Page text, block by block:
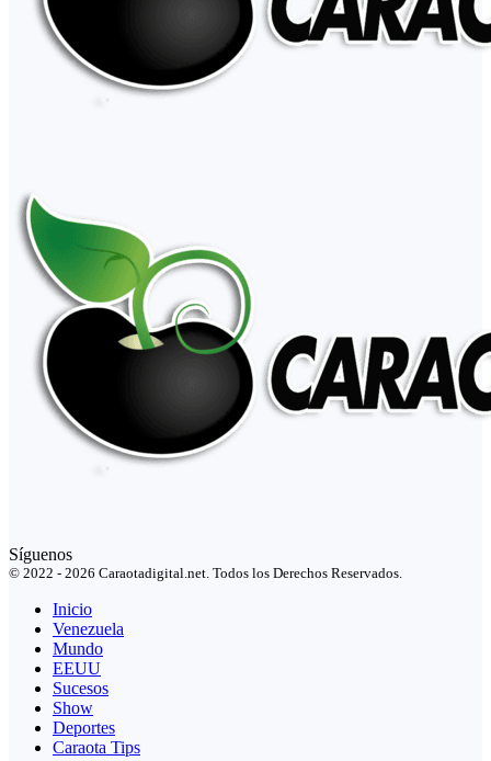
Síguenos
© 2022 - 2026 Caraotadigital.net. Todos los Derechos Reservados.
Inicio
Venezuela
Mundo
EEUU
Sucesos
Show
Deportes
Caraota Tips